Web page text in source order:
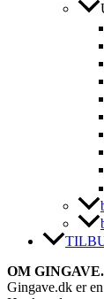
OM
Gingave.dk er